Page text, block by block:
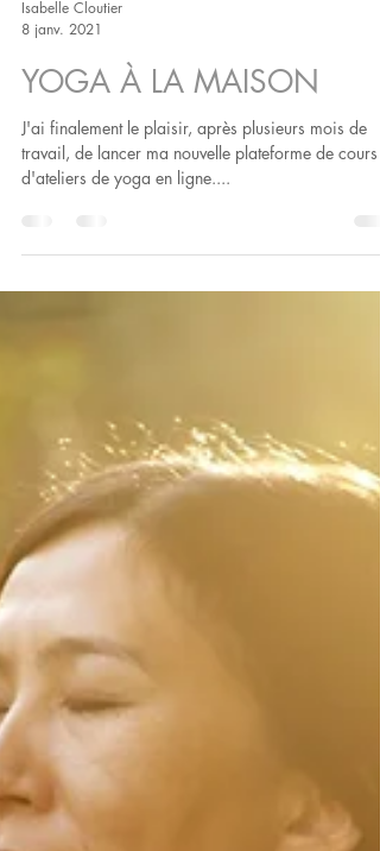
8 janv. 2021
YOGA À LA MAISON
J'ai finalement le plaisir, après plusieurs mois de